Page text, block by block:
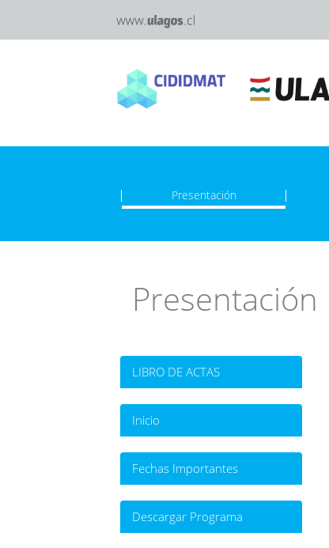
Presentación
Presentación
LIBRO DE ACTAS
Inicio
Fechas Importantes
Descargar Programa